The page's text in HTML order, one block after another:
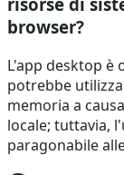
browser?
L'app desktop è
potrebbe
memoria a
locale; tuttavia,
paragonabile